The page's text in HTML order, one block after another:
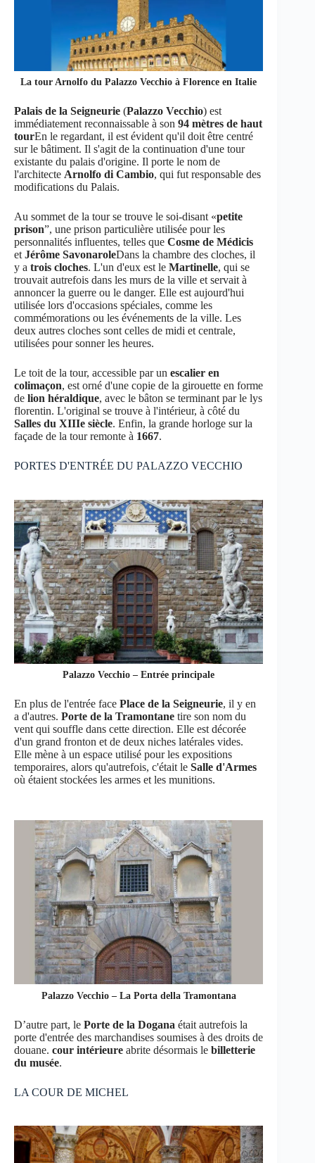
La tour Arnolfo du Palazzo Vecchio à Florence en Italie
Palais de la Seigneurie (Palazzo Vecchio) est
immédiatement reconnaissable à son 94 mètres de haut
tourEn le regardant, il est évident qu'il doit être centré
sur le bâtiment. Il s'agit de la continuation d'une tour
existante du palais d'origine. Il porte le nom de
l'architecte Arnolfo di Cambio, qui fut responsable des
modifications du Palais.
Au sommet de la tour se trouve le soi-disant «petite
prison”, une prison particulière utilisée pour les
personnalités influentes, telles que Cosme de Médicis
et Jérôme SavonaroleDans la chambre des cloches, il
y a trois cloches. L'un d'eux est le Martinelle, qui se
trouvait autrefois dans les murs de la ville et servait à
annoncer la guerre ou le danger. Elle est aujourd'hui
utilisée lors d'occasions spéciales, comme les
commémorations ou les événements de la ville. Les
deux autres cloches sont celles de midi et centrale,
utilisées pour sonner les heures.
Le toit de la tour, accessible par un escalier en
colimaçon, est orné d'une copie de la girouette en forme
de lion héraldique, avec le bâton se terminant par le lys
florentin. L'original se trouve à l'intérieur, à côté du
Salles du XIIIe siècle. Enfin, la grande horloge sur la
façade de la tour remonte à 1667.
PORTES D'ENTRÉE DU PALAZZO VECCHIO
Palazzo Vecchio – Entrée principale
En plus de l'entrée face Place de la Seigneurie, il y en
a d'autres. Porte de la Tramontane tire son nom du
vent qui souffle dans cette direction. Elle est décorée
d'un grand fronton et de deux niches latérales vides.
Elle mène à un espace utilisé pour les expositions
temporaires, alors qu'autrefois, c'était le Salle d'Armes
où étaient stockées les armes et les munitions.
Palazzo Vecchio – La Porta della Tramontana
D’autre part, le Porte de la Dogana était autrefois la
porte d'entrée des marchandises soumises à des droits de
douane. cour intérieure abrite désormais le billetterie
du musée.
LA COUR DE MICHEL